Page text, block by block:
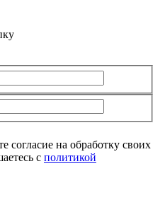
согласие на обработку своих
с политикой